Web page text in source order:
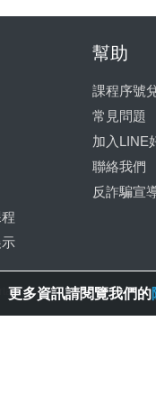
幫助
課程序號
常見問題
加入LINE
聯絡我們
反詐騙宣
Tech. Inc. All Rights
更多資訊請閱覽我們的